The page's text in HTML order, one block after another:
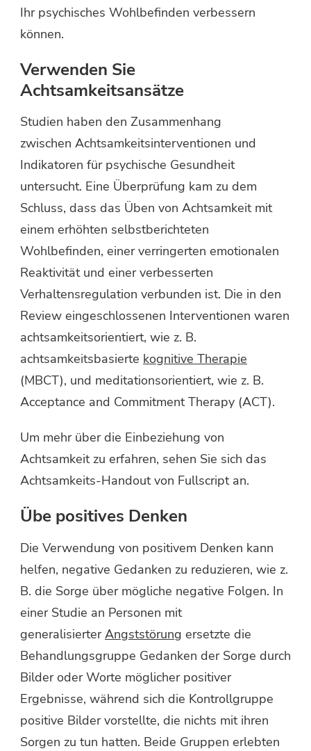
Ihr psychisches Wohlbefinden verbessern
können.
Verwenden Sie
Achtsamkeitsansätze
Studien haben den Zusammenhang
zwischen Achtsamkeitsinterventionen und
Indikatoren für psychische Gesundheit
untersucht. Eine Überprüfung kam zu dem
Schluss, dass das Üben von Achtsamkeit mit
einem erhöhten selbstberichteten
Wohlbefinden, einer verringerten emotionalen
Reaktivität und einer verbesserten
Verhaltensregulation verbunden ist. Die in den
Review eingeschlossenen Interventionen waren
achtsamkeitsorientiert, wie z. B.
achtsamkeitsbasierte kognitive Therapie
(MBCT), und meditationsorientiert, wie z. B.
Acceptance and Commitment Therapy (ACT).
Um mehr über die Einbeziehung von
Achtsamkeit zu erfahren, sehen Sie sich das
Achtsamkeits-Handout von Fullscript an.
Übe positives Denken
Die Verwendung von positivem Denken kann
helfen, negative Gedanken zu reduzieren, wie z.
B. die Sorge über mögliche negative Folgen. In
einer Studie an Personen mit
generalisierterAngststörung ersetzte die
Behandlungsgruppe Gedanken der Sorge durch
Bilder oder Worte möglicher positiver
Ergebnisse, während sich die Kontrollgruppe
positive Bilder vorstellte, die nichts mit ihren
Sorgen zu tun hatten. Beide Gruppen erlebten